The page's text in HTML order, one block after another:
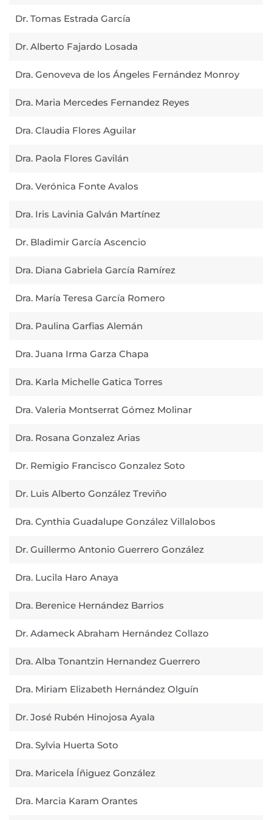
Dr. Tomas Estrada García
Dr. Alberto Fajardo Losada
Dra. Genoveva de los Ángeles Fernández Monroy
Dra. Maria Mercedes Fernandez Reyes
Dra. Claudia Flores Aguilar
Dra. Paola Flores Gavilán
Dra. Verónica Fonte Avalos
Dra. Iris Lavinia Galván Martínez
Dr. Bladimir García Ascencio
Dra. Diana Gabriela García Ramírez
Dra. María Teresa García Romero
Dra. Paulina Garfias Alemán
Dra. Juana Irma Garza Chapa
Dra. Karla Michelle Gatica Torres
Dra. Valeria Montserrat Gómez Molinar
Dra. Rosana Gonzalez Arias
Dr. Remigio Francisco Gonzalez Soto
Dr. Luis Alberto González Treviño
Dra. Cynthia Guadalupe González Villalobos
Dr. Guillermo Antonio Guerrero González
Dra. Lucila Haro Anaya
Dra. Berenice Hernández Barrios
Dr. Adameck Abraham Hernández Collazo
Dra. Alba Tonantzin Hernandez Guerrero
Dra. Miriam Elizabeth Hernández Olguín
Dr. José Rubén Hinojosa Ayala
Dra. Sylvia Huerta Soto
Dra. Maricela Íñiguez González
Dra. Marcia Karam Orantes